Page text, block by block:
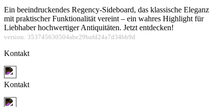
Ein beeindruckendes Regency-Sideboard, das klassische Eleganz
mit praktischer Funktionalität vereint – ein wahres Highlight für
Liebhaber hochwertiger Antiquitäten. Jetzt entdecken!
version: 353745630504abe29bafd24a7d34bb9d
Kontakt
Kontakt